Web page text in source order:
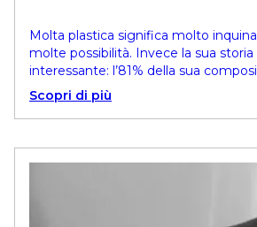
Molta plastica significa molto
molte possibilità. Invece la sua
interessante: l’81% della sua
Scopri di più